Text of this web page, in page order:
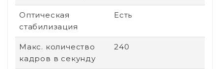
Оптическая
стабилизация
Есть
Макс. количество
кадров в секунду
240